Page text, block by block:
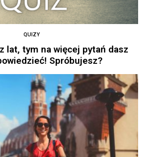
QUIZY
lat, tym na więcej pytań dasz
Spróbujesz?